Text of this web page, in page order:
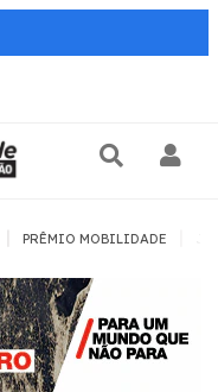
PRÊMIO MOBILIDADE